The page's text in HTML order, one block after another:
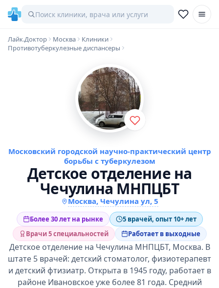
Лайк.Доктор Москва
Клиники
Противотуберкулезные диспансеры
Московский городской научно-практический центр
борьбы с туберкулезом
Детское отделение на
Чечулина МНПЦБТ
Москва, Чечулина ул, 5
Более 30 лет на рынке
5 врачей, опыт 10+ лет
Врачи 5 специальностей
Работает в выходные
Детское отделение на Чечулина МНПЦБТ, Москва. В
штате 5 врачей: детский стоматолог, физиотерапевт
и детский фтизиатр. Открыта в 1945 году, работает в
районе Ивановское уже более 81 года. Средний